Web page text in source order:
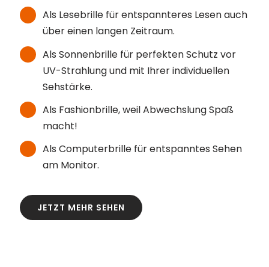
Als Lesebrille für entspannteres Lesen auch
über einen langen Zeitraum.
Als Sonnenbrille für perfekten Schutz vor
UV-Strahlung und mit Ihrer individuellen
Sehstärke.
Als Fashionbrille, weil Abwechslung Spaß
macht!
Als Computerbrille für entspanntes Sehen
am Monitor.
JETZT MEHR SEHEN